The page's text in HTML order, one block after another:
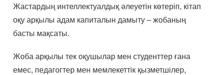
Жастардың интеллектуалдық әлеуетін көтеріп, кітап
оқу арқылы адам капиталын дамыту – жобаның
басты мақсаты.
Жоба арқылы тек оқушылар мен студенттер ғана
емес, педагогтер мен мемлекеттік қызметшілер,